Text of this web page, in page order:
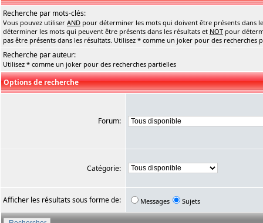
Recherche par mots-clés:
Vous pouvez utiliser AND pour déterminer les mots qui doivent être présents dans
déterminer les mots qui peuvent être présents dans les résultats et NOT pour
pas être présents dans les résultats. Utilisez * comme un joker pour des recherches
Recherche par auteur:
Utilisez * comme un joker pour des recherches partielles
Options de recherche
Forum:
Catégorie:
Afficher les résultats sous forme de: Messages Sujets